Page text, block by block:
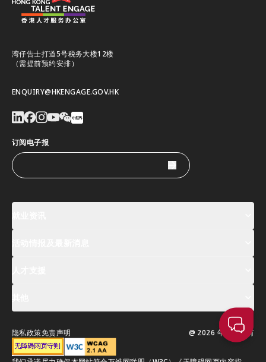
湾仔告士打道5号税务大楼12楼
（需提前预约安排）
ENQUIRY@HKENGAGE.GOV.HK
订阅电子报
薪酬指数
全球人才高峰会周
联络我们
支援服务
移居香港指南
隐私政策免责声明 @ 2026 年版权所有